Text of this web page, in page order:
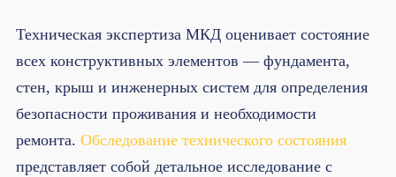
Техническая экспертиза МКД оценивает состояние
всех конструктивных элементов — фундамента,
стен, крыш и инженерных систем для определения
безопасности проживания и необходимости
ремонта. Обследование технического состояния
представляет собой детальное исследование с